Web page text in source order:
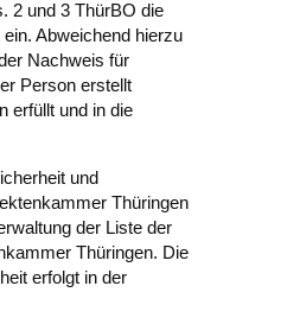
2 und 3 ThürBO die
Abweichend hierzu
Nachweis für
Person erstellt
erfüllt und in die
und
Thüringen
der Liste der
Thüringen. Die
erfolgt in der